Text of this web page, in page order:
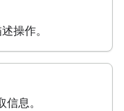
操作。
息。